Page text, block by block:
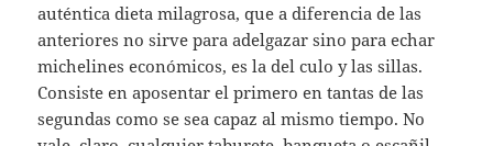
auténtica dieta milagrosa, que a diferencia de las
anteriores no sirve para adelgazar sino para echar
michelines económicos, es la del culo y las sillas.
Consiste en aposentar el primero en tantas de las
segundas como se sea capaz al mismo tiempo. No